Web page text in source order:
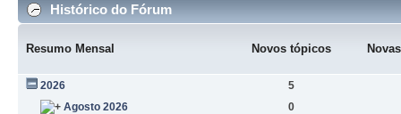
Histórico do Fórum
Resumo Mensal Novos tópicos
2026
5
Agosto 2026
0